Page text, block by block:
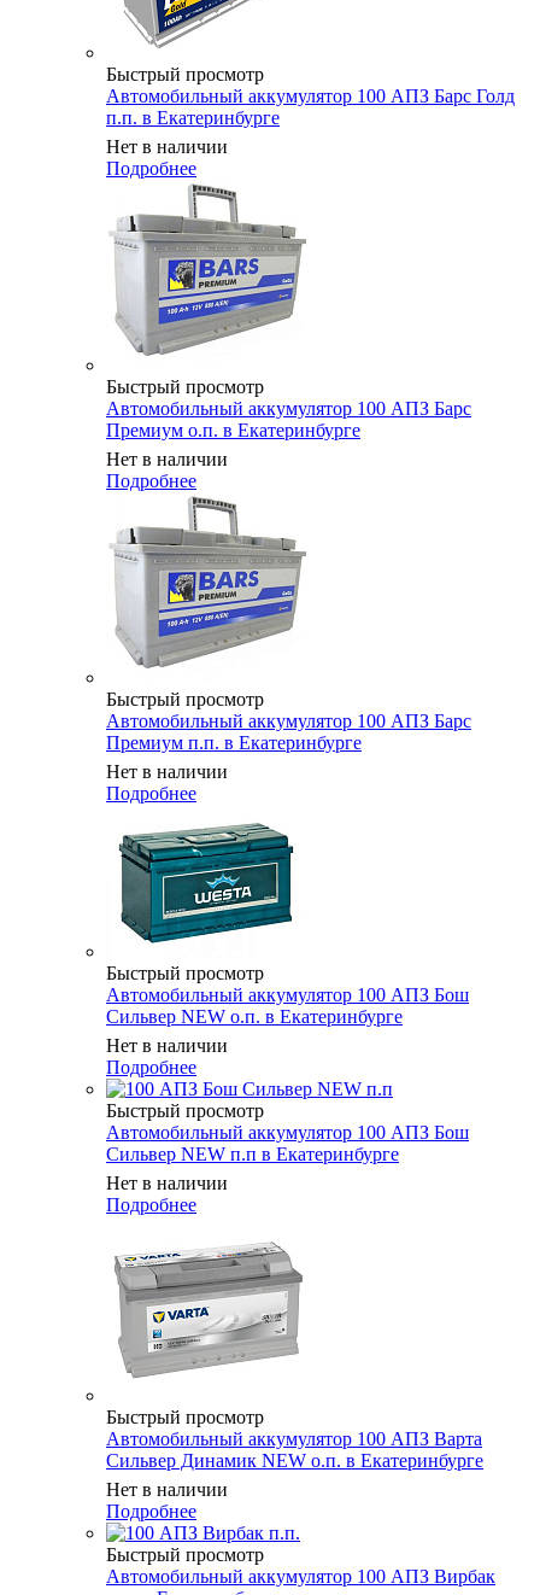
Быстрый просмотр
Автомобильный аккумулятор 100 АПЗ Барс Голд
п.п. в Екатеринбурге
Нет в наличии
Подробнее
Быстрый просмотр
Автомобильный аккумулятор 100 АПЗ Барс
Премиум о.п. в Екатеринбурге
Нет в наличии
Подробнее
Быстрый просмотр
Автомобильный аккумулятор 100 АПЗ Барс
Премиум п.п. в Екатеринбурге
Нет в наличии
Подробнее
Быстрый просмотр
Автомобильный аккумулятор 100 АПЗ Бош
Сильвер NEW о.п. в Екатеринбурге
Нет в наличии
Подробнее
Быстрый просмотр
Автомобильный аккумулятор 100 АПЗ Бош
Сильвер NEW п.п в Екатеринбурге
Нет в наличии
Подробнее
Быстрый просмотр
Автомобильный аккумулятор 100 АПЗ Варта
Сильвер Динамик NEW о.п. в Екатеринбурге
Нет в наличии
Подробнее
Быстрый просмотр
Автомобильный аккумулятор 100 АПЗ Вирбак